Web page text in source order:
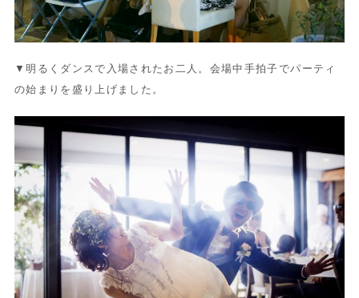
▼明るくダンスで入場されたお二人。会場中手拍子でパーティ
の始まりを盛り上げました。